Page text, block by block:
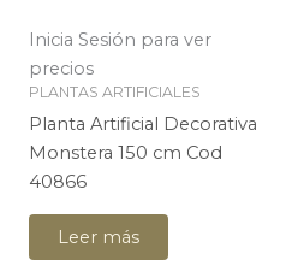
Inicia Sesión para ver
precios
PLANTAS ARTIFICIALES
Planta Artificial Decorativa
Monstera 150 cm Cod
40866
Leer más